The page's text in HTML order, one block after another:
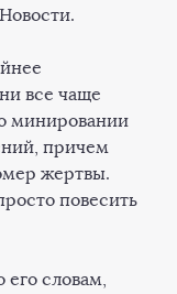
все чаще
минировании
причем
жертвы.
повесить
словам,